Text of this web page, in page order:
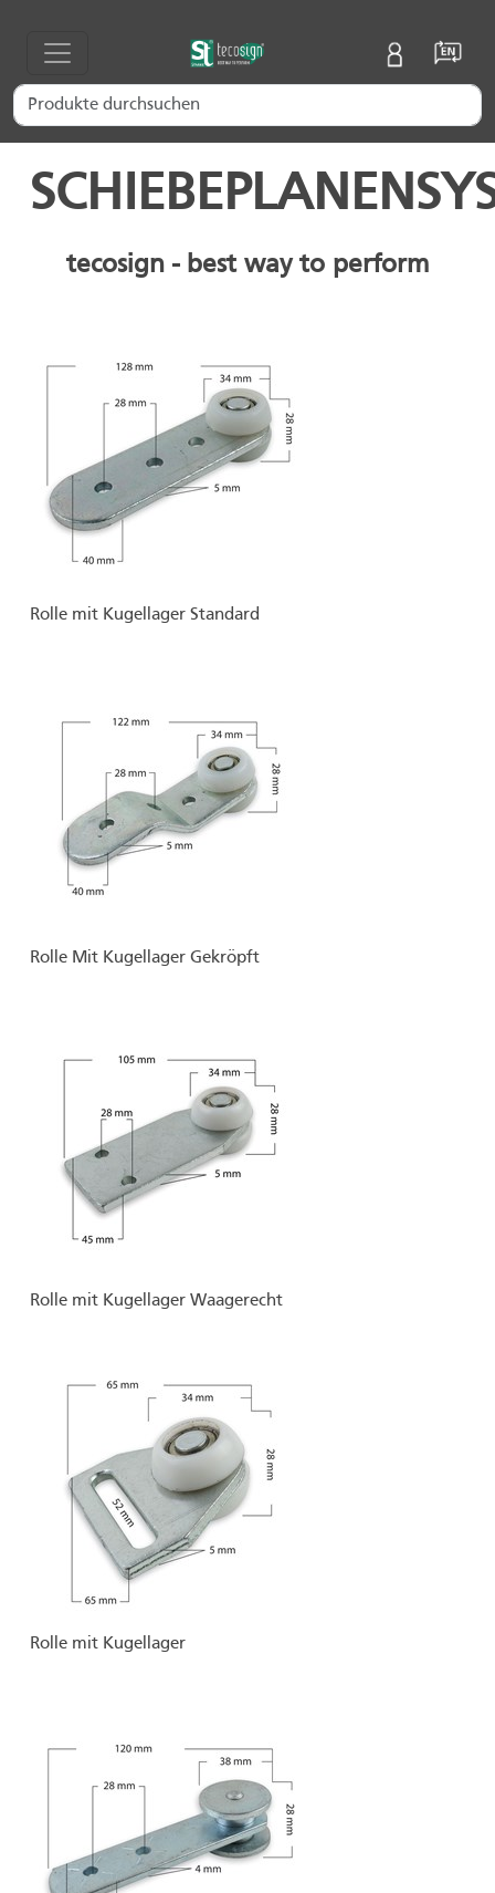
tecosign - best way to perform
Rolle mit Kugellager Standard
Rolle Mit Kugellager Gekröpft
Rolle mit Kugellager Waagerecht
Rolle mit Kugellager